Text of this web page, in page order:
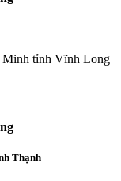
Minh tỉnh Vĩnh Long
Thạnh